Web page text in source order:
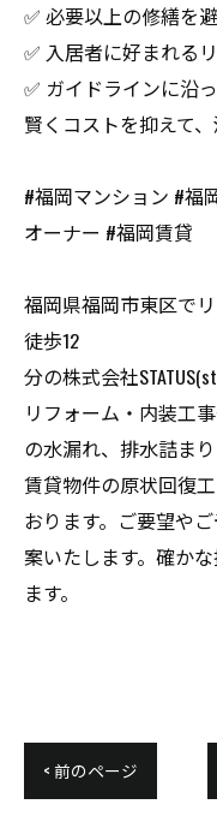
✅ 必要以上の修繕を
✅ 入居者に好まれる
✅ ガイドラインに沿
賢くコストを抑えて
#福岡マンション #福
オーナー #福岡賃貸
福岡県福岡市東区で
徒歩12
分の株式会社
リフォーム・内装工
の水漏れ、排水詰ま
賃貸物件の原状回復
おります。ご要望や
案いたします。確か
ます。
< 前のページ